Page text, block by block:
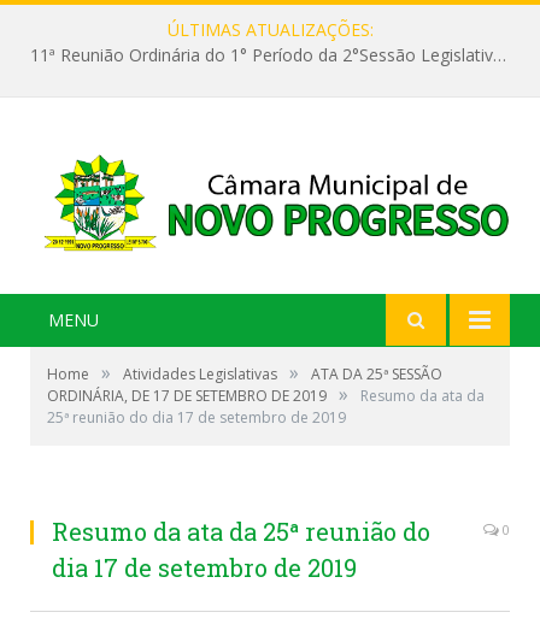
ÚLTIMAS ATUALIZAÇÕES:
11ª Reunião Ordinária do 1° Período da 2°Sessão Legislativa da 9ª Legislatura do Poder Legislativo
MENU
Home » Atividades Legislativas »
ATA DA 25ª SESSÃO
ORDINÁRIA, DE 17 DE SETEMBRO DE 2019 »
Resumo da ata da
25ª reunião do dia 17 de setembro de 2019
Resumo da ata da 25ª reunião do
dia 17 de setembro de 2019
0